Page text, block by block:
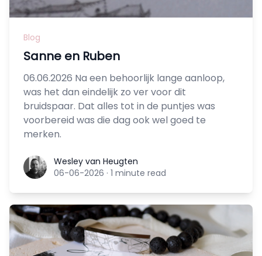
Blog
Sanne en Ruben
06.06.2026 Na een behoorlijk lange aanloop,
was het dan eindelijk zo ver voor dit
bruidspaar. Dat alles tot in de puntjes was
voorbereid was die dag ook wel goed te
merken.
Wesley van Heugten
Wesley van Heugten
06-06-2026 · 1 minute read